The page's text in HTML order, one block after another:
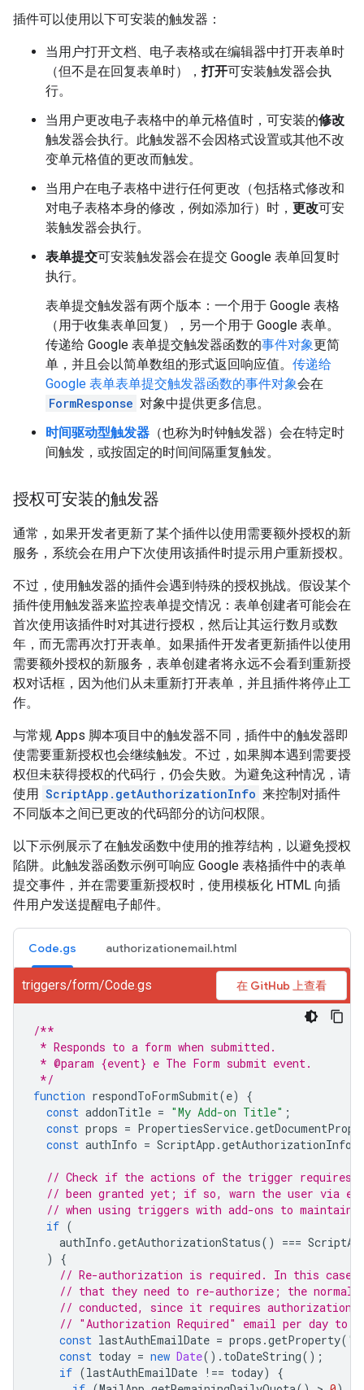
插件可以使用以下可安装的触发器：
当用户打开文档、电子表格或在编辑器中打开表单时
（但不是在回复表单时），打开可安装触发器会执
行。
当用户更改电子表格中的单元格值时，可安装的修改
触发器会执行。此触发器不会因格式设置或其他不改
变单元格值的更改而触发。
当用户在电子表格中进行任何更改（包括格式修改和
对电子表格本身的修改，例如添加行）时， 更改可安
装触发器会执行。
表单提交可安装触发器会在提交 Google 表单回复时
执行。
表单提交触发器有两个版本：一个用于 Google 表格
（用于收集表单回复），另一个用于 Google 表单。
传递给 Google 表单提交触发器函数的事件对象更简
单，并且会以简单数组的形式返回响应值。 传递给
Google 表单表单提交触发器函数的事件对象会在
FormResponse 对象中提供更多信息。
时间驱动型触发器 （也称为时钟触发器）会在特定时
间触发，或按固定的时间间隔重复触发。
授权可安装的触发器
通常，如果开发者更新了某个插件以使用需要额外授权的新
服务，系统会在用户下次使用该插件时提示用户重新授权。
不过，使用触发器的插件会遇到特殊的授权挑战。假设某个
插件使用触发器来监控表单提交情况：表单创建者可能会在
首次使用该插件时对其进行授权，然后让其运行数月或数
年，而无需再次打开表单。如果插件开发者更新插件以使用
需要额外授权的新服务，表单创建者将永远不会看到重新授
权对话框，因为他们从未重新打开表单，并且插件将停止工
作。
与常规 Apps 脚本项目中的触发器不同，插件中的触发器即
使需要重新授权也会继续触发。不过，如果脚本遇到需要授
权但未获得授权的代码行，仍会失败。为避免这种情况，请
使用 ScriptApp.getAuthorizationInfo 来控制对插件
不同版本之间已更改的代码部分的访问权限。
以下示例展示了在触发函数中使用的推荐结构，以避免授权
陷阱。此触发器函数示例可响应 Google 表格插件中的表单
提交事件，并在需要重新授权时，使用模板化 HTML 向插
件用户发送提醒电子邮件。
Code.gs authorizationemail.html
triggers/form/Code.gs 在 GitHub 上查看
/**
* Responds to a form when submitted.
* @param {event} e The Form submit event.
*/
function respondToFormSubmit(e)
{
const addonTitle = "My Add-on Title" ;
const props = PropertiesService.
const authInfo = ScriptApp .getAuthorizationInfo
// Check if the actions of the trigger requires
// been granted yet; if so, warn the user via
// when using triggers with add-ons to
if (
authInfo .getAuthorizationStatus() ===
)
{
// Re-authorization is required. In this case,
// that they need to re-authorize; the
// conducted, since it requires authorization
// "Authorization Required" email per day to
const lastAuthEmailDate = props .getProperty(
const today = new Date(). toDateString();
if (lastAuthEmailDate !== today)
{